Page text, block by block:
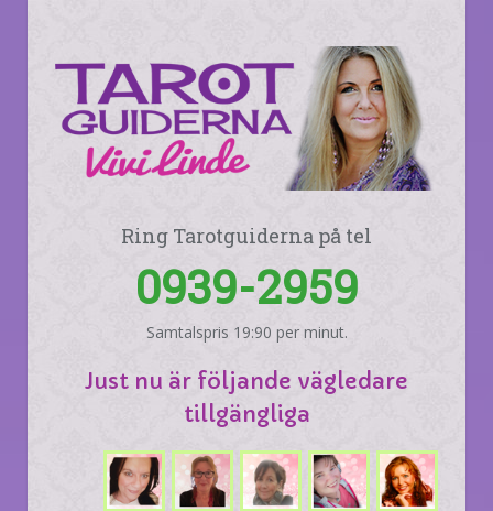
Ring Tarotguiderna på tel
0939-2959
Samtalspris 19:90 per minut.
Just nu är följande vägledare
tillgängliga